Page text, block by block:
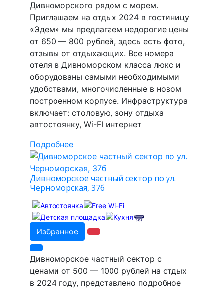
Дивноморского рядом с морем.
Приглашаем на отдых 2024 в гостиницу
«Эдем» мы предлагаем недорогие цены
от 650 — 800 рублей, здесь есть фото,
отзывы от отдыхающих. Все номера
отеля в Дивноморском класса люкс и
оборудованы самыми необходимыми
удобствами, многочисленные в новом
построенном корпусе. Инфраструктура
включает: столовую, зону отдыха
автостоянку, Wi-FI интернет
Подробнее
Дивноморское частный сектор по ул.
Черноморская, 37б
Избранное
Дивноморское частный сектор с
ценами от 500 — 1000 рублей на отдых
в 2024 году, представлено подробное